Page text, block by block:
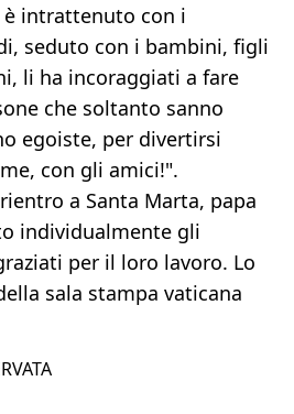
intrattenuto con i
seduto con i bambini, figli
li ha incoraggiati a fare
che soltanto sanno
egoiste, per divertirsi
con gli amici!".
a Santa Marta, papa
individualmente gli
per il loro lavoro. Lo
sala stampa vaticana